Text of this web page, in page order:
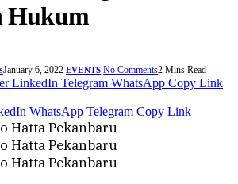
Hukum
January 6, 2022 EVENTS No Comments2 Mins Read
LinkedIn Telegram WhatsApp Copy Link
WhatsApp Telegram Copy Link